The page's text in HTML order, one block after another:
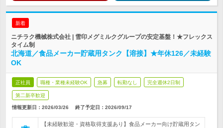
新着
ニチラク機械株式会社 | 雪印メグミルクグループの安定基盤！★フレックス
タイム制
北海道／食品メーカー貯蔵用タンク【溶接】★年休126／未経験
OK
正社員 職種・業種未経験OK 急募 転勤なし 完全週休2日制
第二新卒歓迎
情報更新日：2026/03/26 終了予定日： 2026/09/17
【未経験歓迎・資格取得支援あり】食品メーカー向け貯蔵用タン